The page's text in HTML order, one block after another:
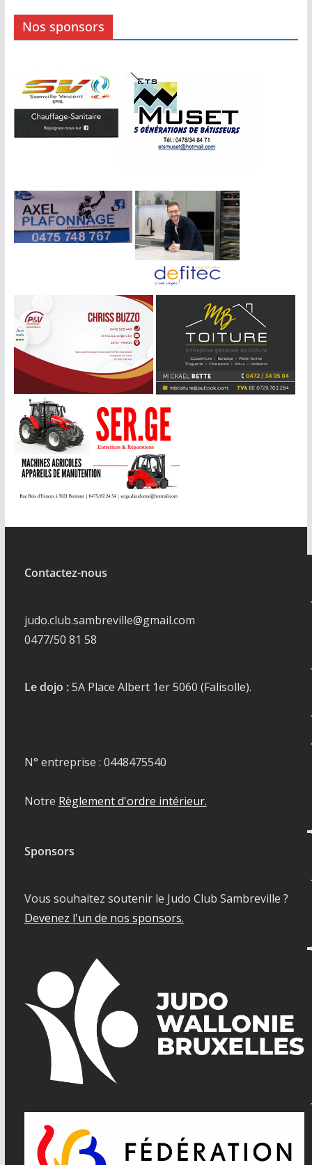
Nos sponsors
Contactez-nous
judo.club.sambreville@gmail.com
0477/50 81 58
Le dojo :5A Place Albert 1er 5060 (Falisolle).
N° entreprise : 0448475540
Notre Règlement d'ordre intérieur.
Sponsors
Vous souhaitez soutenir le Judo Club Sambreville ?
Devenez l'un de nos sponsors.